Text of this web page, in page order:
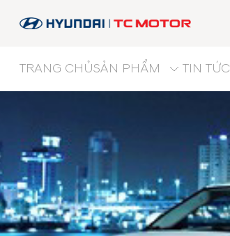
TRANG CHỦSẢN PHẨM TIN TỨC